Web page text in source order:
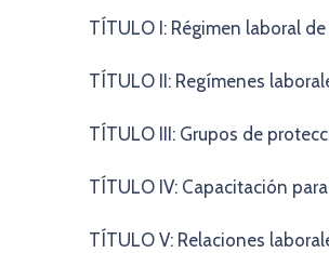
TÍTULO I: Régimen laboral
TÍTULO II: Regímenes
TÍTULO III: Grupos de
TÍTULO IV: Capacitación
TÍTULO V: Relaciones